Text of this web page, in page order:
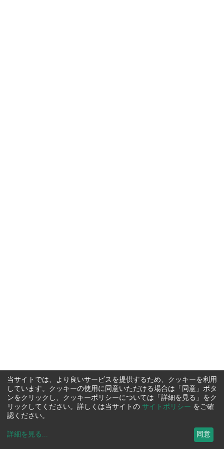
当サイトでは、より良いサービスを提供するため、クッキーを利用
しています。クッキーの使用に同意いただける場合は「同意」ボタ
ンをクリックし、クッキーポリシーについては「詳細を見る」をク
リックしてください。詳しくは当サイトの サイトポリシー をご確
認ください。
詳細を見る ... 同意